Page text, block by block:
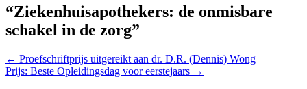
“Ziekenhuisapothekers: de onmisbare
schakel in de zorg”
Posts
navigation
← Proefschriftprijs uitgereikt aan dr. D.R. (Dennis) Wong
Prijs: Beste Opleidingsdag voor eerstejaars →